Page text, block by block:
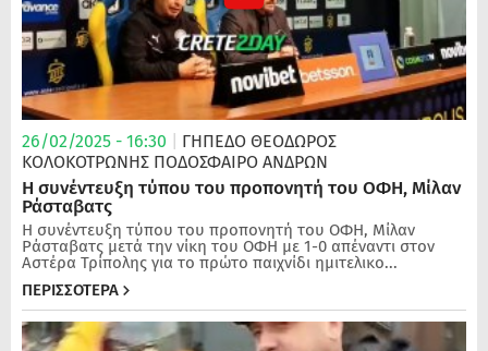
26/02/2025 - 16:30
ΓΗΠΕΔΟ ΘΕΟΔΩΡΟΣ
ΚΟΛΟΚΟΤΡΩΝΗΣ ΠΟΔΌΣΦΑΙΡΟ ΑΝΔΡΏΝ
Η συνέντευξη τύπου του προπονητή του ΟΦΗ, Μίλαν
Ράσταβατς
Η συνέντευξη τύπου του προπονητή του ΟΦΗ, Μίλαν
Ράσταβατς μετά την νίκη του ΟΦΗ με 1-0 απέναντι στον
Αστέρα Τρίπολης για το πρώτο παιχνίδι ημιτελικο...
ΠΕΡΙΣΣΟΤΕΡΑ